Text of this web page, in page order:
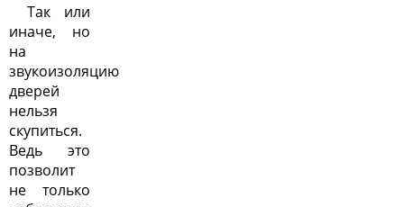
Так или
иначе, но
на
звукоизоляцию
дверей
нельзя
скупиться.
Ведь это
позволит
не только